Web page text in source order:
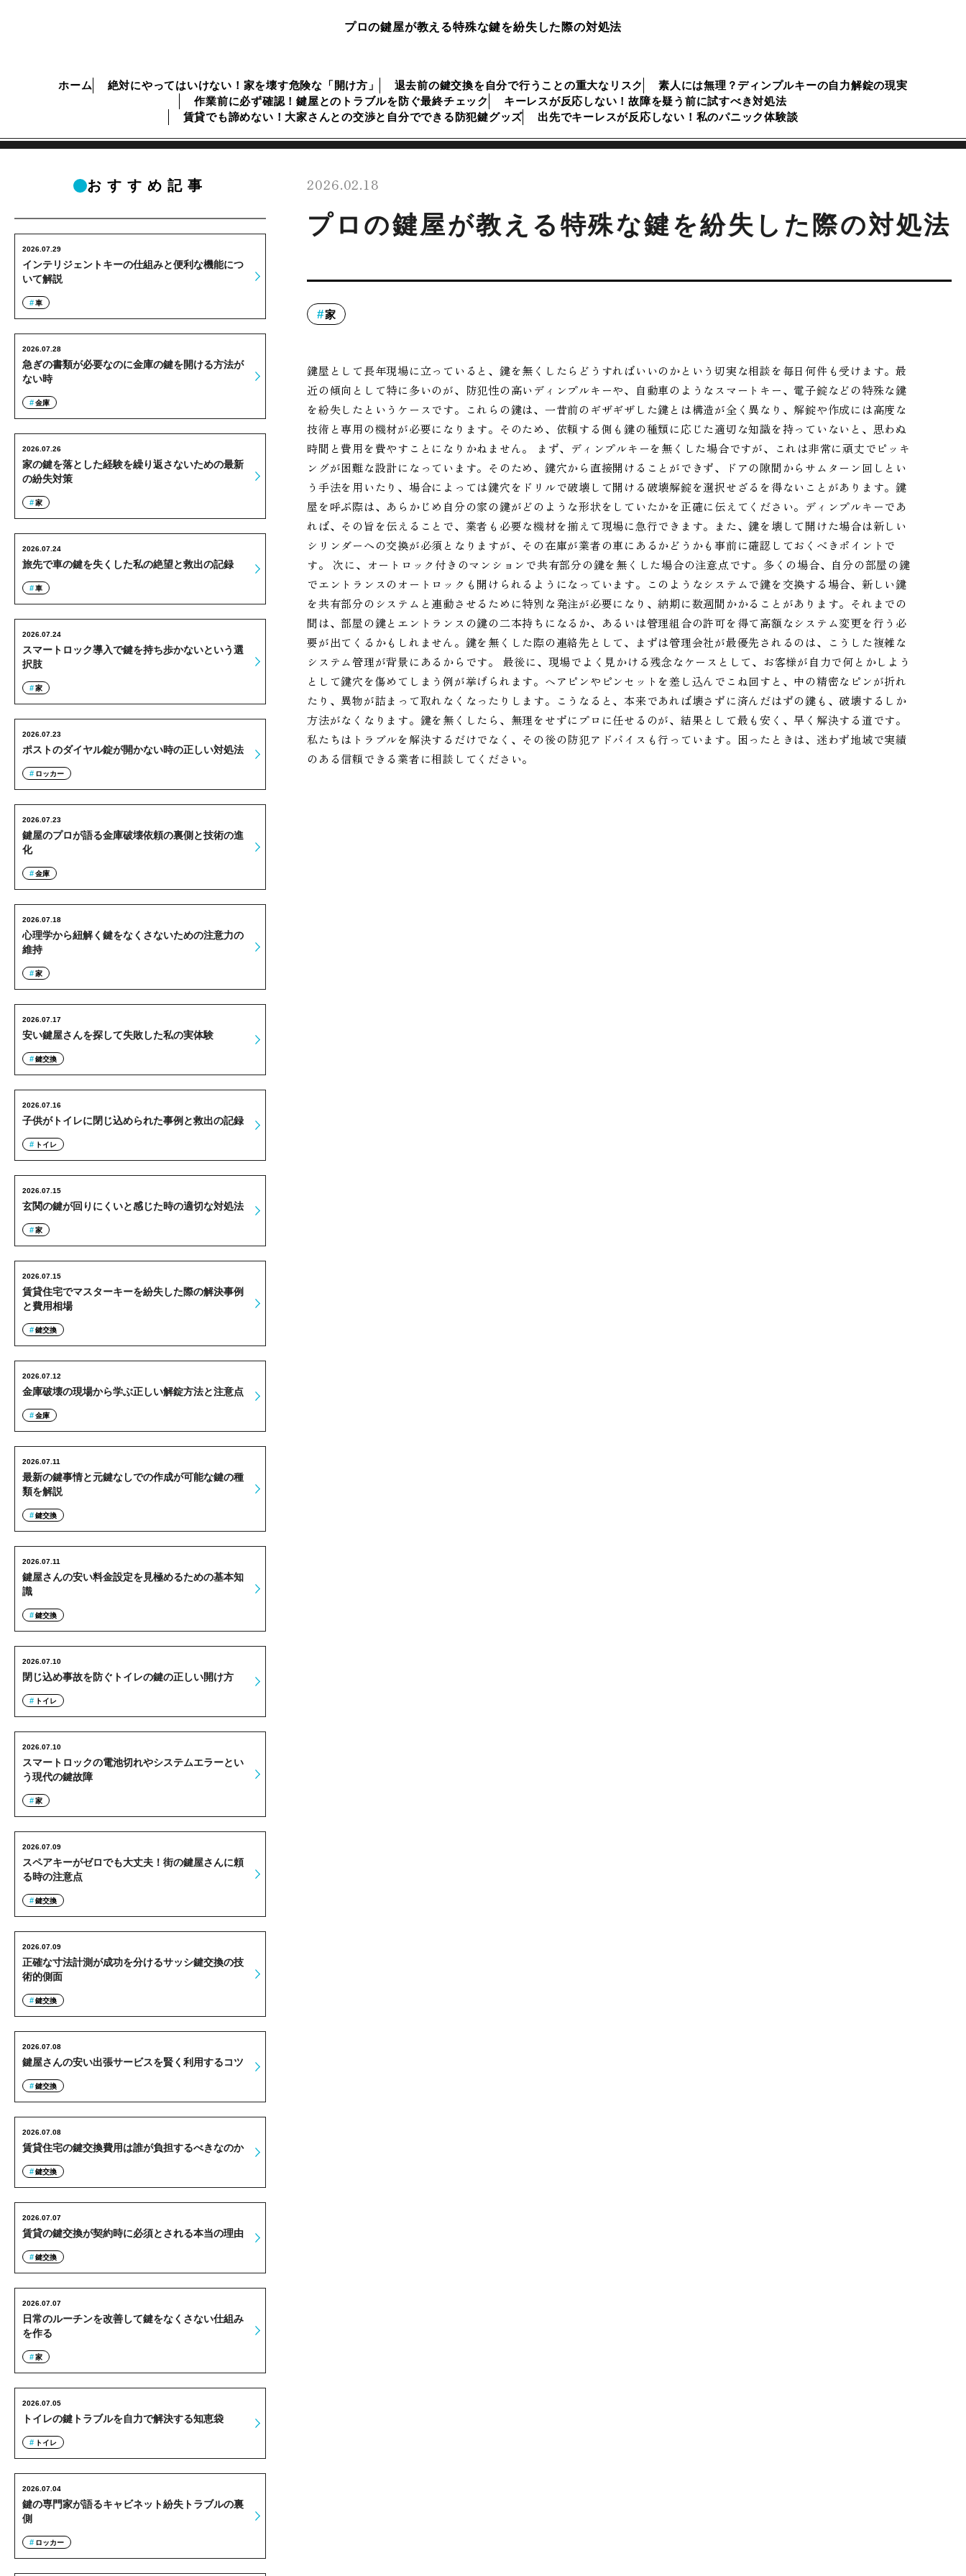
プロの鍵屋が教える特殊な鍵を紛失した際の対処法
ホーム 絶対にやってはいけない！家を壊す危険な「開け方」 退去前の鍵交換を自分で行うことの重大なリスク
素人には無理？ディンプルキーの自力解錠の現実
作業前に必ず確認！鍵屋とのトラブルを防ぐ最終チェック
キーレスが反応しない！故障を疑う前に試すべき対処法
賃貸でも諦めない！大家さんとの交渉と自分でできる防犯鍵グッズ
出先でキーレスが反応しない！私のパニック体験談
2026.02.18
プロの鍵屋が教える特殊な鍵を紛失した際の対処法
家
鍵屋として長年現場に立っていると、鍵を無くしたらどうすればいいのかという切実な相談を毎日何件も受けます。最
近の傾向として特に多いのが、防犯性の高いディンプルキーや、自動車のようなスマートキー、電子錠などの特殊な鍵
を紛失したというケースです。これらの鍵は、一昔前のギザギザした鍵とは構造が全く異なり、解錠や作成には高度な
技術と専用の機材が必要になります。そのため、依頼する側も鍵の種類に応じた適切な知識を持っていないと、思わぬ
時間と費用を費やすことになりかねません。 まず、ディンプルキーを無くした場合ですが、これは非常に頑丈でピッキ
ングが困難な設計になっています。そのため、鍵穴から直接開けることができず、ドアの隙間からサムターン回しとい
う手法を用いたり、場合によっては鍵穴をドリルで破壊して開ける破壊解錠を選択せざるを得ないことがあります。鍵
屋を呼ぶ際は、あらかじめ自分の家の鍵がどのような形状をしていたかを正確に伝えてください。ディンプルキーであ
れば、その旨を伝えることで、業者も必要な機材を揃えて現場に急行できます。また、鍵を壊して開けた場合は新しい
シリンダーへの交換が必須となりますが、その在庫が業者の車にあるかどうかも事前に確認しておくべきポイントで
す。 次に、オートロック付きのマンションで共有部分の鍵を無くした場合の注意点です。多くの場合、自分の部屋の鍵
でエントランスのオートロックも開けられるようになっています。このようなシステムで鍵を交換する場合、新しい鍵
を共有部分のシステムと連動させるために特別な発注が必要になり、納期に数週間かかることがあります。それまでの
間は、部屋の鍵とエントランスの鍵の二本持ちになるか、あるいは管理組合の許可を得て高額なシステム変更を行う必
要が出てくるかもしれません。鍵を無くした際の連絡先として、まずは管理会社が最優先されるのは、こうした複雑な
システム管理が背景にあるからです。 最後に、現場でよく見かける残念なケースとして、お客様が自力で何とかしよう
として鍵穴を傷めてしまう例が挙げられます。ヘアピンやピンセットを差し込んでこね回すと、中の精密なピンが折れ
たり、異物が詰まって取れなくなったりします。こうなると、本来であれば壊さずに済んだはずの鍵も、破壊するしか
方法がなくなります。鍵を無くしたら、無理をせずにプロに任せるのが、結果として最も安く、早く解決する道です。
私たちはトラブルを解決するだけでなく、その後の防犯アドバイスも行っています。困ったときは、迷わず地域で実績
のある信頼できる業者に相談してください。
おすすめ記事
インテリジェントキーの仕組みと便利な機能につ
いて解説
2026.07.29
車
急ぎの書類が必要なのに金庫の鍵を開ける方法が
ない時
2026.07.28
金庫
家の鍵を落とした経験を繰り返さないための最新
の紛失対策
2026.07.26
家
旅先で車の鍵を失くした私の絶望と救出の記録
2026.07.24
車
スマートロック導入で鍵を持ち歩かないという選
択肢
2026.07.24
家
ポストのダイヤル錠が開かない時の正しい対処法
2026.07.23
ロッカー
鍵屋のプロが語る金庫破壊依頼の裏側と技術の進
化
2026.07.23
金庫
心理学から紐解く鍵をなくさないための注意力の
維持
2026.07.18
家
安い鍵屋さんを探して失敗した私の実体験
2026.07.17
鍵交換
子供がトイレに閉じ込められた事例と救出の記録
2026.07.16
トイレ
玄関の鍵が回りにくいと感じた時の適切な対処法
2026.07.15
家
賃貸住宅でマスターキーを紛失した際の解決事例
と費用相場
2026.07.15
鍵交換
金庫破壊の現場から学ぶ正しい解錠方法と注意点
2026.07.12
金庫
最新の鍵事情と元鍵なしでの作成が可能な鍵の種
類を解説
2026.07.11
鍵交換
鍵屋さんの安い料金設定を見極めるための基本知
識
2026.07.11
鍵交換
閉じ込め事故を防ぐトイレの鍵の正しい開け方
2026.07.10
トイレ
スマートロックの電池切れやシステムエラーとい
う現代の鍵故障
2026.07.10
家
スペアキーがゼロでも大丈夫！街の鍵屋さんに頼
る時の注意点
2026.07.09
鍵交換
正確な寸法計測が成功を分けるサッシ鍵交換の技
術的側面
2026.07.09
鍵交換
鍵屋さんの安い出張サービスを賢く利用するコツ
2026.07.08
鍵交換
賃貸住宅の鍵交換費用は誰が負担するべきなのか
2026.07.08
鍵交換
賃貸の鍵交換が契約時に必須とされる本当の理由
2026.07.07
鍵交換
日常のルーチンを改善して鍵をなくさない仕組み
を作る
2026.07.07
家
トイレの鍵トラブルを自力で解決する知恵袋
2026.07.05
トイレ
鍵の専門家が語るキャビネット紛失トラブルの裏
側
2026.07.04
ロッカー